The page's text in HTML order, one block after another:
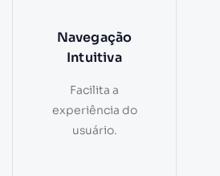
Navegação
Intuitiva
Facilita a
experiência do
usuário.